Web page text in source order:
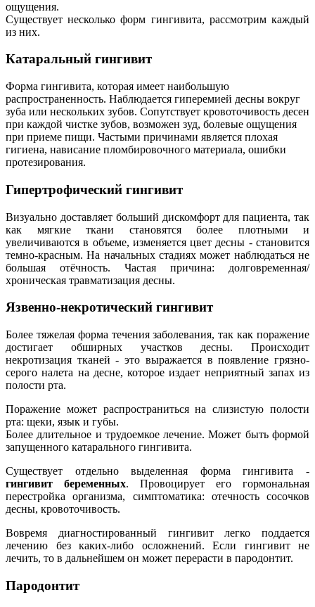
ощущения.
Существует несколько форм гингивита, рассмотрим каждый
из них.
Катаральный гингивит
Форма гингивита, которая имеет наибольшую
распространенность. Наблюдается гиперемией десны вокруг
зуба или нескольких зубов. Сопутствует кровоточивость десен
при каждой чистке зубов, возможен зуд, болевые ощущения
при приеме пищи. Частыми причинами является плохая
гигиена, нависание пломбировочного материала, ошибки
протезирования.
Гипертрофический гингивит
Визуально доставляет больший дискомфорт для пациента, так
как мягкие ткани становятся более плотными и
увеличиваются в объеме, изменяется цвет десны - становится
темно-красным. На начальных стадиях может наблюдаться не
большая отёчность. Частая причина: долговременная/
хроническая травматизация десны.
Язвенно-некротический гингивит
Более тяжелая форма течения заболевания, так как поражение
достигает обширных участков десны. Происходит
некротизация тканей - это выражается в появление грязно-
серого налета на десне, которое издает неприятный запах из
полости рта.
Поражение может распространиться на слизистую полости
рта: щеки, язык и губы.
Более длительное и трудоемкое лечение. Может быть формой
запущенного катарального гингивита.
Существует отдельно выделенная форма гингивита -
гингивит беременных. Провоцирует его гормональная
перестройка организма, симптоматика: отечность сосочков
десны, кровоточивость.
Вовремя диагностированный гингивит легко поддается
лечению без каких-либо осложнений. Если гингивит не
лечить, то в дальнейшем он может перерасти в пародонтит.
Пародонтит